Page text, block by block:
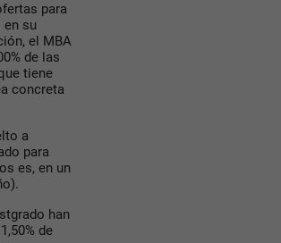
para
su
el MBA
de las
tiene
concreta
a
para
es, en un
han
de